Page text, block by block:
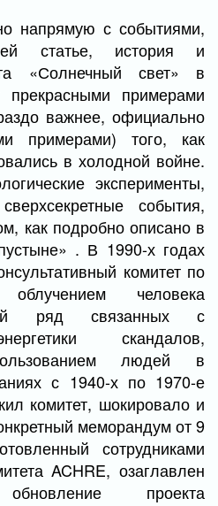
напрямую с событиями,
статье, история и
«Солнечный свет» в
прекрасными примерами
важнее, официально
примерами) того, как
в холодной войне.
эксперименты,
события,
как подробно описано в
. В 1990-х годах
комитет по
человека
ряд связанных с
скандалов,
людей в
с 1940-х по 1970-е
комитет, шокировало и
меморандум от 9
сотрудниками
ACHRE, озаглавлен
обновление проекта